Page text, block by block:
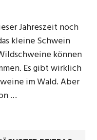
Jahreszeit noch
kleine Schwein
können
Es gibt wirklich
im Wald. Aber
…